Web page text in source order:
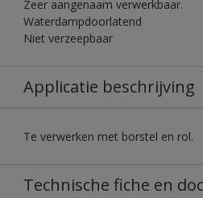
Zeer aangenaam verwerkbaar.
Waterdampdoorlatend
Niet verzeepbaar
Applicatie beschrijving
Te verwerken met borstel en rol.
Technische fiche en